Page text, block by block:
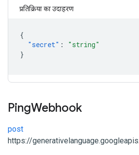
प्रतिक्रिया का उदाहरण
{
"secret" :
"string"
}
PingWebhook
post
https://